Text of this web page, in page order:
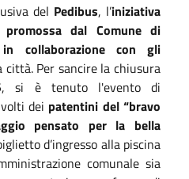
del Pedibus, l’iniziativa
dal Comune di
collaborazione con gli
Per sancire la chiusura
si è tenuto l'evento di
dei patentini del “bravo
pensato per la bella
d’ingresso alla piscina
comunale sia